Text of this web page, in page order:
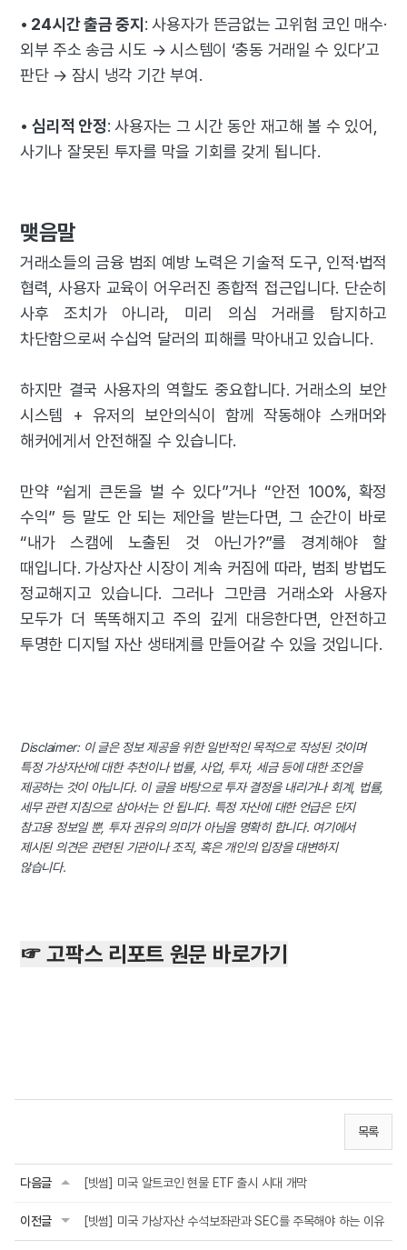
• 24시간 출금 중지 : 사용자가 뜬금없는 고위험 코인 매수·
외부 주소 송금 시도 → 시스템이 ‘충동 거래일 수 있다’고
판단 → 잠시 냉각 기간 부여.
• 심리적 안정: 사용자는 그 시간 동안 재고해 볼 수 있어,
사기나 잘못된 투자를 막을 기회를 갖게 됩니다.
맺음말
거래소들의 금융 범죄 예방 노력은 기술적 도구, 인적·법적
협력, 사용자 교육이 어우러진 종합적 접근입니다. 단순히
사후 조치가 아니라, 미리 의심 거래를 탐지하고
차단함으로써 수십억 달러의 피해를 막아내고 있습니다.
하지만 결국 사용자의 역할도 중요합니다. 거래소의 보안
시스템 + 유저의 보안의식이 함께 작동해야 스캐머와
해커에게서 안전해질 수 있습니다.
만약 “쉽게 큰돈을 벌 수 있다”거나 “안전 100%, 확정
수익” 등 말도 안 되는 제안을 받는다면, 그 순간이 바로
“내가 스캠에 노출된 것 아닌가?”를 경계해야 할
때입니다. 가상자산 시장이 계속 커짐에 따라, 범죄 방법도
정교해지고 있습니다. 그러나 그만큼 거래소와 사용자
모두가 더 똑똑해지고 주의 깊게 대응한다면, 안전하고
투명한 디지털 자산 생태계를 만들어갈 수 있을 것입니다.
Disclaimer: 이 글은 정보 제공을 위한 일반적인 목적으로 작성된 것이며
특정 가상자산에 대한 추천이나 법률, 사업, 투자, 세금 등에 대한 조언을
제공하는 것이 아닙니다. 이 글을 바탕으로 투자 결정을 내리거나 회계, 법률,
세무 관련 지침으로 삼아서는 안 됩니다. 특정 자산에 대한 언급은 단지
참고용 정보일 뿐, 투자 권유의 의미가 아님을 명확히 합니다. 여기에서
제시된 의견은 관련된 기관이나 조직, 혹은 개인의 입장을 대변하지
않습니다.
☞ 고팍스 리포트 원문 바로가기
목록
다음글 [빗썸] 미국 알트코인 현물 ETF 출시 시대 개막
이전글 [빗썸] 미국 가상자산 수석보좌관과 SEC를 주목해야 하는 이유